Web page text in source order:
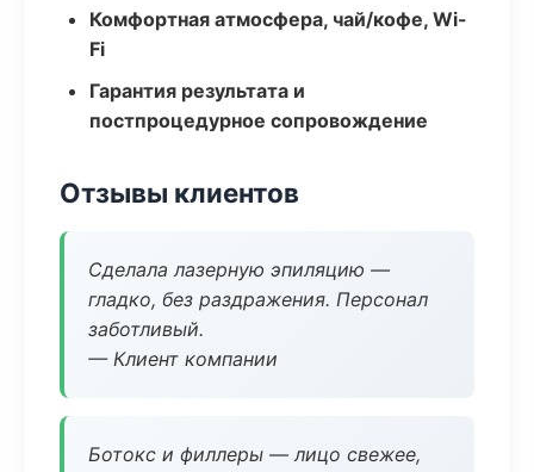
Комфортная атмосфера, чай/кофе, Wi-
Fi
Гарантия результата и
постпроцедурное сопровождение
Отзывы клиентов
Сделала лазерную эпиляцию —
гладко, без раздражения. Персонал
заботливый.
— Клиент компании
Ботокс и филлеры — лицо свежее,